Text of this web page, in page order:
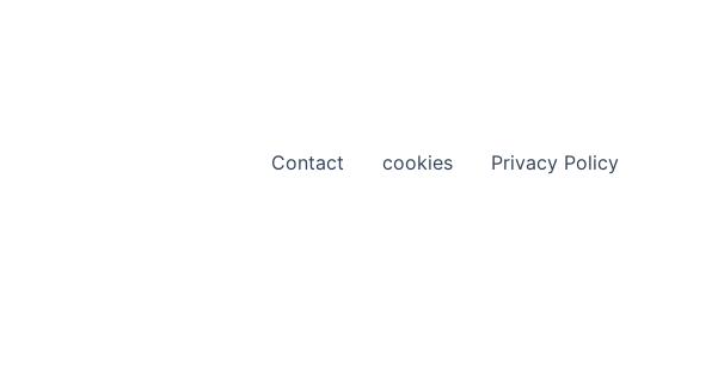
Contact cookies Privacy Policy